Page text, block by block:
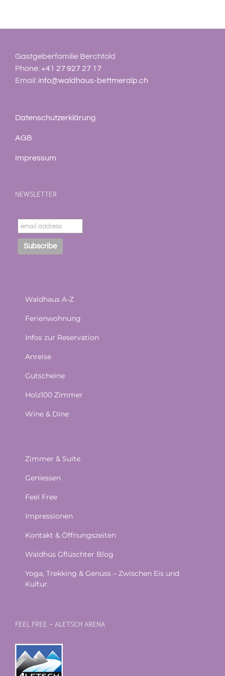
Gastgeberfamilie Berchtold
Phone:+41 27 927 27 17
Email: info@waldhaus-bettmeralp.ch
Datenschutzerklärung
AGB
Impressum
NEWSLETTER
Waldhaus A-Z
Ferienwohnung
Infos zur Reservation
Anreise
Gutscheine
Holz100 Zimmer
Wine & Dine
Zimmer & Suite
Geniessen
Feel Free
Impressionen
Kontakt & Öffnungszeiten
Waldhüs Gflüschter Blog
Yoga, Trekking & Genuss – Zwischen Eis und
Kultur.
FEEL FREE – ALETSCH ARENA